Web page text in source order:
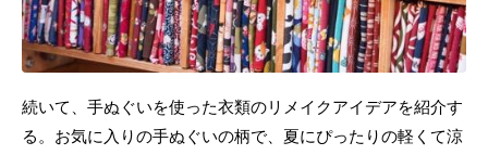
続いて、手ぬぐいを使った衣類のリメイクアイデアを紹介す
る。お気に入りの手ぬぐいの柄で、夏にぴったりの軽くて涼